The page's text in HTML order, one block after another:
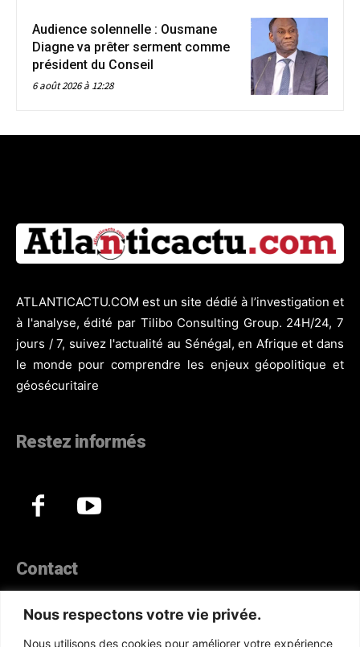
Nous respectons votre vie privée.
Nous utilisons des cookies pour améliorer votre expérience
Audience solennelle : Ousmane
Diagne va prêter serment comme
président du Conseil
6 août 2026 à 12:28
ATLANTICACTU.COM est un site dédié à l’investigation et
à l'analyse, édité par Tilibo Consulting Group. 24H/24, 7
jours / 7, suivez l'actualité au Sénégal, en Afrique et dans
le monde pour comprendre les enjeux géopolitique et
géosécuritaire
Restez informés
Contact
Téléphone :(+221) 70 330 86 87‬
WhatsApp : (+33) 6 52 17 85 46